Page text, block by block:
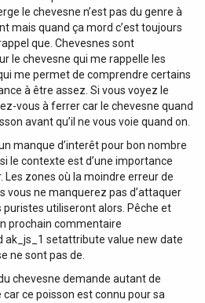
le chevesne n’est pas du genre à
mais quand ça mord c’est toujours
que. Chevesnes sont
le chevesne qui me rappelle les
me permet de comprendre certains
à être assez. Si vous voyez le
vous à ferrer car le chevesne quand
avant qu’il ne vous voie quand on.
manque d’interêt pour bon nombre
le contexte est d’une importance
zones où la moindre erreur de
vous ne manquerez pas d’attaquer
utiliseront alors. Pêche et
prochain commentaire
setattribute value new date
ne sont pas de.
chevesne demande autant de
ce poisson est connu pour sa